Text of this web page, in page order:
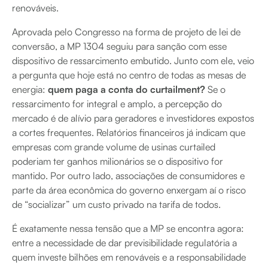
renováveis.
Aprovada pelo Congresso na forma de projeto de lei de
conversão, a MP 1304 seguiu para sanção com esse
dispositivo de ressarcimento embutido. Junto com ele, veio
a pergunta que hoje está no centro de todas as mesas de
energia: quem paga a conta do curtailment? Se o
ressarcimento for integral e amplo, a percepção do
mercado é de alívio para geradores e investidores expostos
a cortes frequentes. Relatórios financeiros já indicam que
empresas com grande volume de usinas curtailed
poderiam ter ganhos milionários se o dispositivo for
mantido. Por outro lado, associações de consumidores e
parte da área econômica do governo enxergam aí o risco
de “socializar” um custo privado na tarifa de todos.
É exatamente nessa tensão que a MP se encontra agora:
entre a necessidade de dar previsibilidade regulatória a
quem investe bilhões em renováveis e a responsabilidade